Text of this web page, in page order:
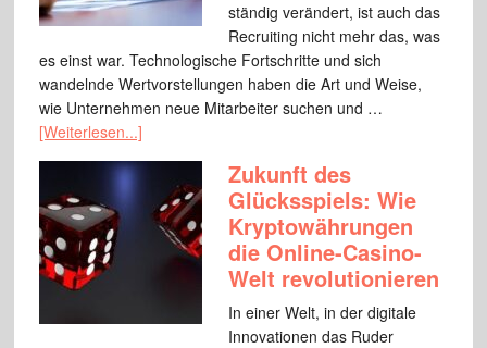
ständig verändert, ist auch das
Recruiting nicht mehr das, was
es einst war. Technologische Fortschritte und sich
wandelnde Wertvorstellungen haben die Art und Weise,
wie Unternehmen neue Mitarbeiter suchen und …
[Weiterlesen...]
Zukunft des
Glücksspiels: Wie
Kryptowährungen
die Online-Casino-
Welt revolutionieren
In einer Welt, in der digitale
Innovationen das Ruder